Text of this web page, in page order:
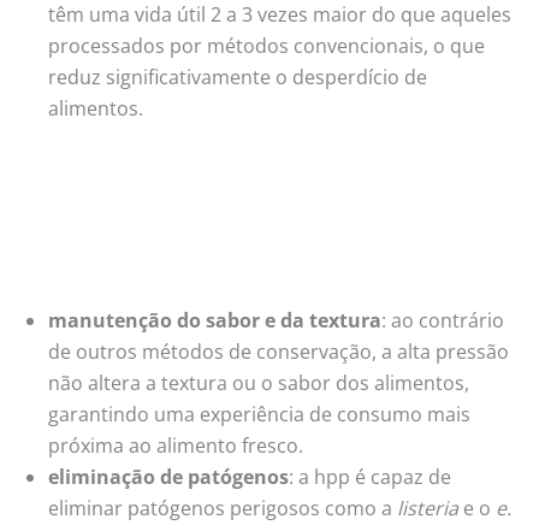
têm uma vida útil 2 a 3 vezes maior do que aqueles
processados por métodos convencionais, o que
reduz significativamente o desperdício de
alimentos.
manutenção do sabor e da textura: ao contrário
de outros métodos de conservação, a alta pressão
não altera a textura ou o sabor dos alimentos,
garantindo uma experiência de consumo mais
próxima ao alimento fresco.
eliminação de patógenos: a hpp é capaz de
eliminar patógenos perigosos como a listeria e o e.